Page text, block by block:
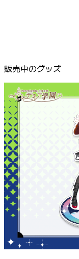
販売中のグッズ